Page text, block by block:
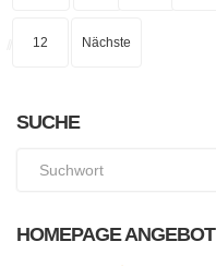
12 Nächste
SUCHE
HOMEPAGE ANGEBOT